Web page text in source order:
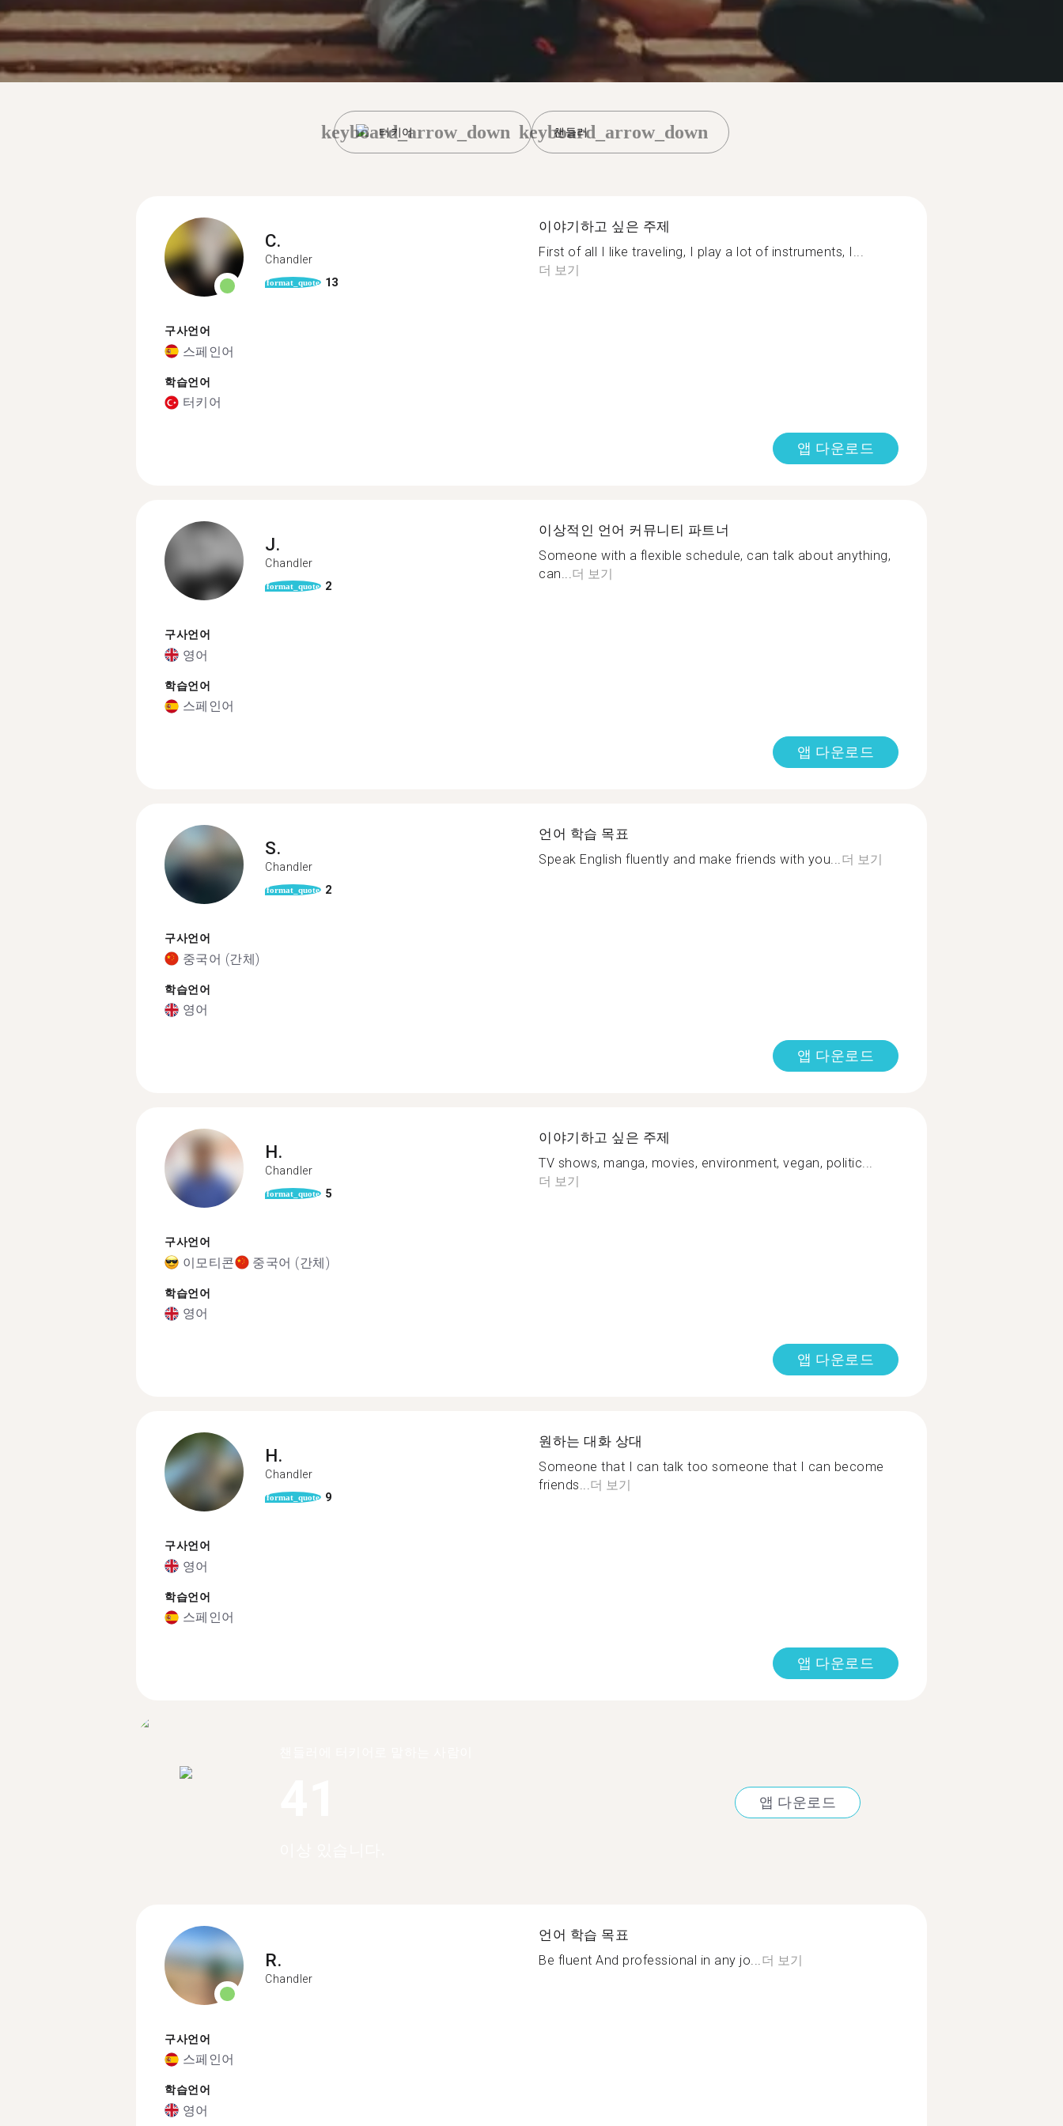
터키어
keyboard_arrow_down 챈들러
keyboard_arrow_down
C.
Chandler
format_quote 13
구사언어
스페인어
학습언어
터키어
이야기하고 싶은 주제
First of all I like traveling, I play a lot of instruments, I...
더 보기
앱 다운로드
J.
Chandler
format_quote 2
구사언어
영어
학습언어
스페인어
이상적인 언어 커뮤니티 파트너
Someone with a flexible schedule, can talk about anything,
can...더 보기
앱 다운로드
S.
Chandler
format_quote 2
구사언어
중국어 (간체)
학습언어
영어
언어 학습 목표
Speak English fluently and make friends with you...더 보기
앱 다운로드
H.
Chandler
format_quote 5
구사언어
이모티콘 중국어 (간체)
학습언어
영어
이야기하고 싶은 주제
TV shows, manga, movies, environment, vegan, politic...
더 보기
앱 다운로드
H.
Chandler
format_quote 9
구사언어
영어
학습언어
스페인어
원하는 대화 상대
Someone that I can talk too someone that I can become
friends...더 보기
앱 다운로드
앱 다운로드
R.
Chandler
구사언어
스페인어
학습언어
영어
언어 학습 목표
Be fluent And professional in any jo... 더 보기